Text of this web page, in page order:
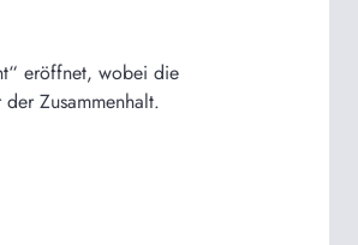
eröffnet, wobei die
Zusammenhalt.